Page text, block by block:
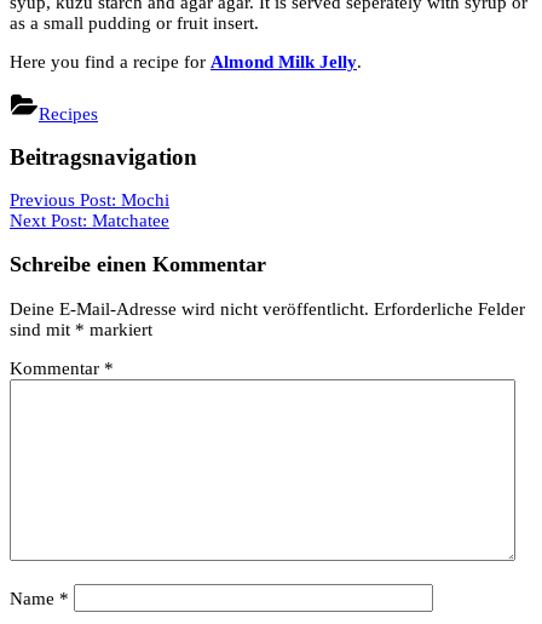
as a small pudding or fruit insert.
Here you find a recipe for Almond Milk Jelly.
Recipes
Beitragsnavigation
Previous Post: Mochi
Next Post: Matchatee
Schreibe einen Kommentar
Deine E-Mail-Adresse wird nicht veröffentlicht. Erforderliche Felder
sind mit * markiert
Kommentar *
Name *